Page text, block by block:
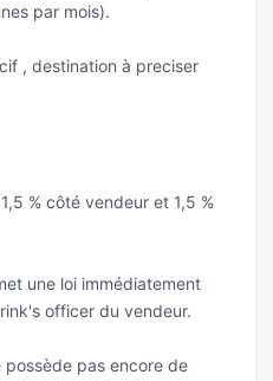
par mois).
, destination à preciser
% côté vendeur et 1,5 %
une loi immédiatement
officer du vendeur.
pas encore de